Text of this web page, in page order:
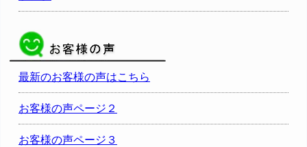
最新のお客様の声はこちら
お客様の声ページ２
お客様の声ページ３